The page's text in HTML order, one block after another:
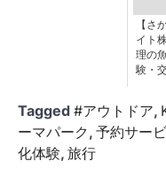
【さ
イト
理の
験・
Tagged #アウトドア,
ーマパーク , 予約サー
化体験, 旅行